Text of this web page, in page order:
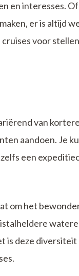
en interesses.
er is altijd
voor
van
aandoen. Je
een
om het
is deze